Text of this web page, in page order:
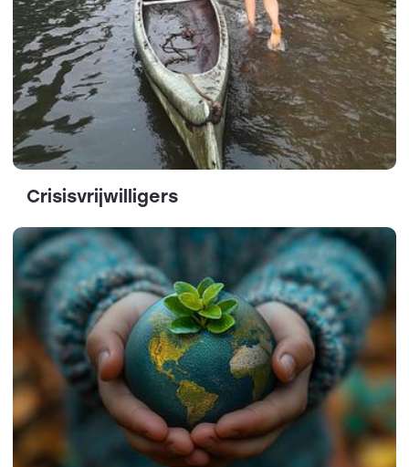
Crisisvrijwilligers